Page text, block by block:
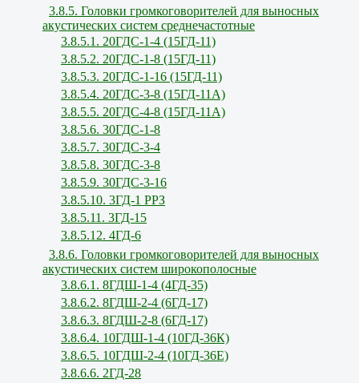
3.8.5. Головки громкоговорителей для выносных
акустических систем среднечастотные
3.8.5.1. 20ГДС-1-4 (15ГД-11)
3.8.5.2. 20ГДС-1-8 (15ГД-11)
3.8.5.3. 20ГДС-1-16 (15ГД-11)
3.8.5.4. 20ГДС-3-8 (15ГД-11А)
3.8.5.5. 20ГДС-4-8 (15ГД-11А)
3.8.5.6. 30ГДС-1-8
3.8.5.7. 30ГДС-3-4
3.8.5.8. 30ГДС-3-8
3.8.5.9. 30ГДС-3-16
3.8.5.10. 3ГД-1 РРЗ
3.8.5.11. 3ГД-15
3.8.5.12. 4ГД-6
3.8.6. Головки громкоговорителей для выносных
акустических систем широкополосные
3.8.6.1. 8ГДШ-1-4 (4ГД-35)
3.8.6.2. 8ГДШ-2-4 (6ГД-17)
3.8.6.3. 8ГДШ-2-8 (6ГД-17)
3.8.6.4. 10ГДШ-1-4 (10ГД-36К)
3.8.6.5. 10ГДШ-2-4 (10ГД-36Е)
3.8.6.6. 2ГД-28